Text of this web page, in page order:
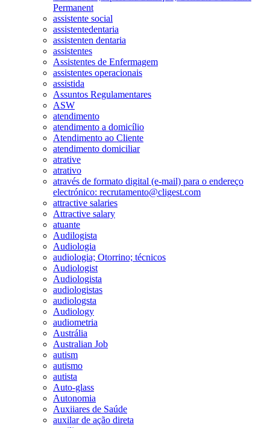
Permanent
assistente social
assistentedentaria
assistenten dentaria
assistentes
Assistentes de Enfermagem
assistentes operacionais
assistida
Assuntos Regulamentares
ASW
atendimento
atendimento a domicílio
Atendimento ao Cliente
atendimento domiciliar
atrative
atrativo
através de formato digital (e-mail) para o endereço
electrónico: recrutamento@cligest.com
attractive salaries
Attractive salary
atuante
Audilogista
Audiologia
audiologia; Otorrino; técnicos
Audiologist
Audiologista
audiologistas
audiologsta
Audiology
audiometria
Austrália
Australian Job
autism
autismo
autista
Auto-glass
Autonomia
Auxiiares de Saúde
auxilar de ação direta